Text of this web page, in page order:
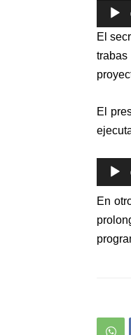
de
audio
El
El
de
audio
En